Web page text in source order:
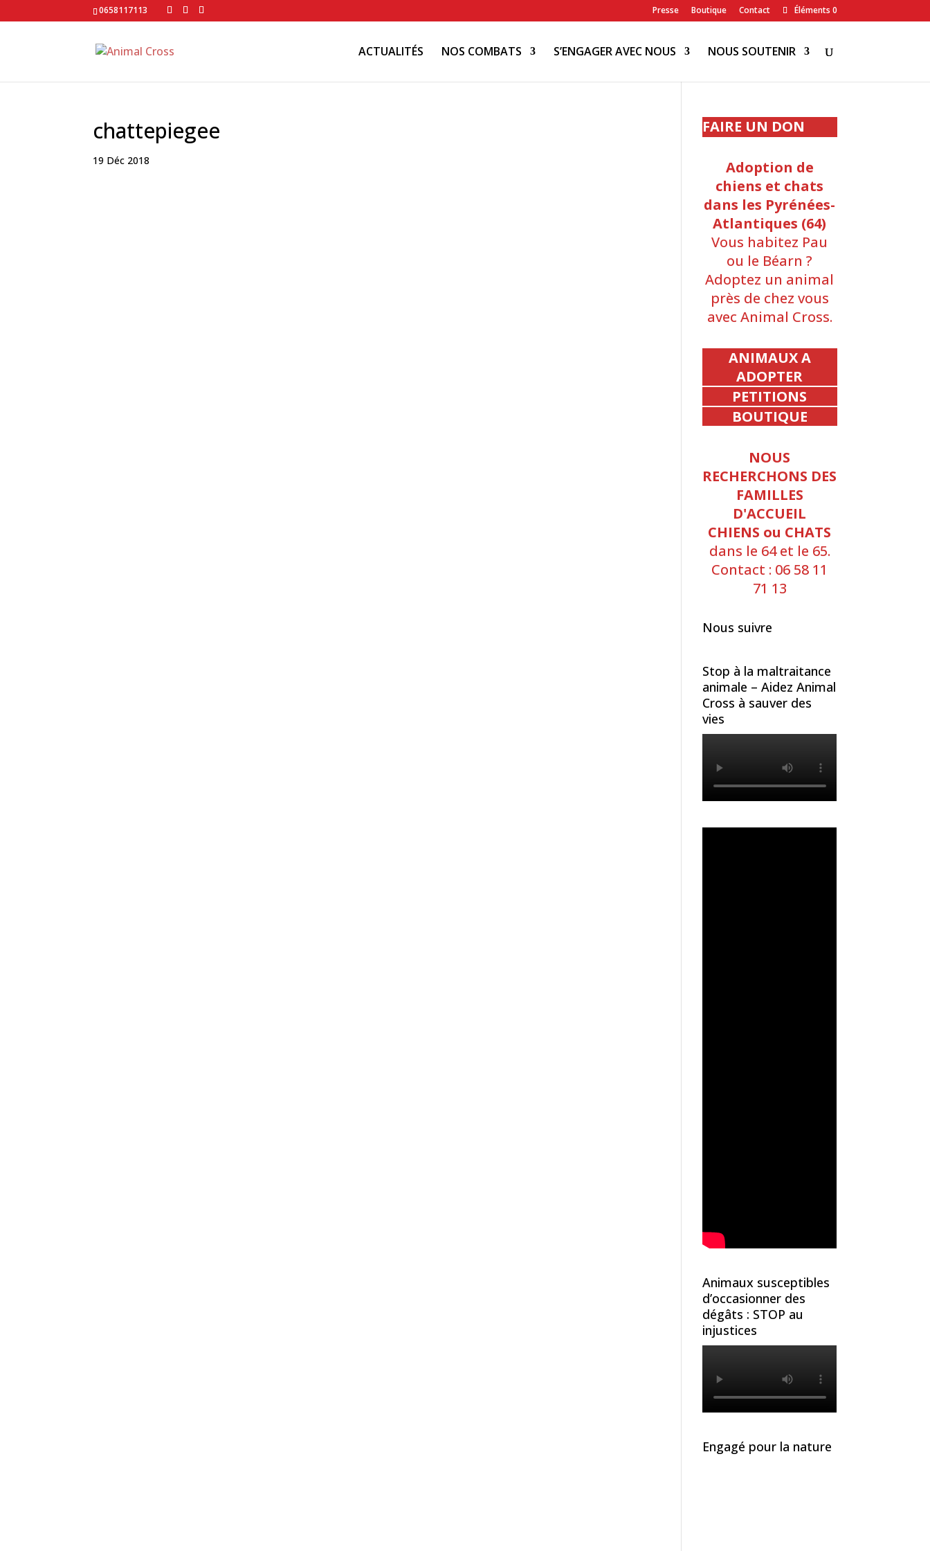
0658117113 Presse Boutique Contact Éléments 0
ACTUALITÉS NOS COMBATS S’ENGAGER AVEC NOUS NOUS SOUTENIR
chattepiegee
19 Déc 2018
FAIRE UN DON
Adoption de
chiens et chats
dans les Pyrénées-
Atlantiques (64)
Vous habitez Pau
ou le Béarn ?
Adoptez un animal
près de chez vous
avec Animal Cross.
ANIMAUX A
ADOPTER
PETITIONS
BOUTIQUE
NOUS
RECHERCHONS DES
FAMILLES
D'ACCUEIL
CHIENS ou CHATS
dans le 64 et le 65.
Contact : 06 58 11
71 13
Nous suivre
Stop à la maltraitance
animale – Aidez Animal
Cross à sauver des
vies
Animaux susceptibles
d’occasionner des
dégâts : STOP au
injustices
Engagé pour la nature